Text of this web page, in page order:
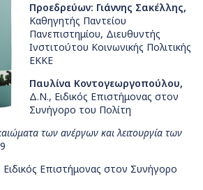
Προεδρεύων: Γιάννης Σακέλλης,
Καθηγητής Παντείου
Πανεπιστημίου, Διευθυντής
Ινστιτούτου Κοινωνικής Πολιτικής
ΕΚΚΕ
Παυλίνα Κοντογεωργοπούλου,
Δ.Ν., Ειδικός Επιστήμονας στον
Συνήγορο του Πολίτη
των ανέργων και λειτουργία των
Ειδικός Επιστήμονας στον Συνήγορο